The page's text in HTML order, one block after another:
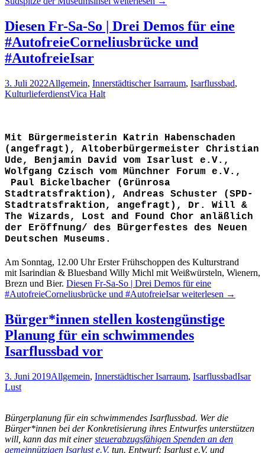
Diesen Fr-Sa-So | Drei Demos für eine
#AutofreieCorneliusbrücke und
#AutofreieIsar
3. Juli 2022Allgemein, Innerstädtischer Isarraum, Isarflussbad,
KulturlieferdienstVica Halt
Mit Bürgermeisterin Katrin Habenschaden
(angefragt), Altoberbürgermeister Christian
Ude, Benjamin David vom Isarlust e.V.,
Wolfgang Czisch vom Münchner Forum e.V.,
Paul Bickelbacher (Grünrosa
Stadtratsfraktion), Andreas Schuster (SPD-
Stadtratsfraktion, angefragt), Dr. Will &
The Wizards, Lost and Found Chor anläßlich
der Eröffnung/ des Bürgerfestes des Neuen
Deutschen Museums.
Am Sonntag, 12.00 Uhr Erster Frühschoppen des Kulturstrand
mit Isarindian & Bluesband Willy Michl mit Weißwürsteln, Wienern,
Brezn und Bier. Diesen Fr-Sa-So | Drei Demos für eine
#AutofreieCorneliusbrücke und #AutofreieIsarweiterlesen →
Bürger*innen stellen kostengünstige
Planung für ein schwimmendes
Isarflussbad vor
3. Juni 2019Allgemein, Innerstädtischer Isarraum, IsarflussbadIsar
Lust
Bürgerplanung für ein schwimmendes Isarflussbad. Wer die
Bürger*innen bei der Konkretisierung ihres Entwurfes unterstützen
will, kann das mit einersteuerabzugsfähigen Spenden an den
gemeinnützigen Isarlust e.V. tun. Entwurf: Isarlust e.V. und